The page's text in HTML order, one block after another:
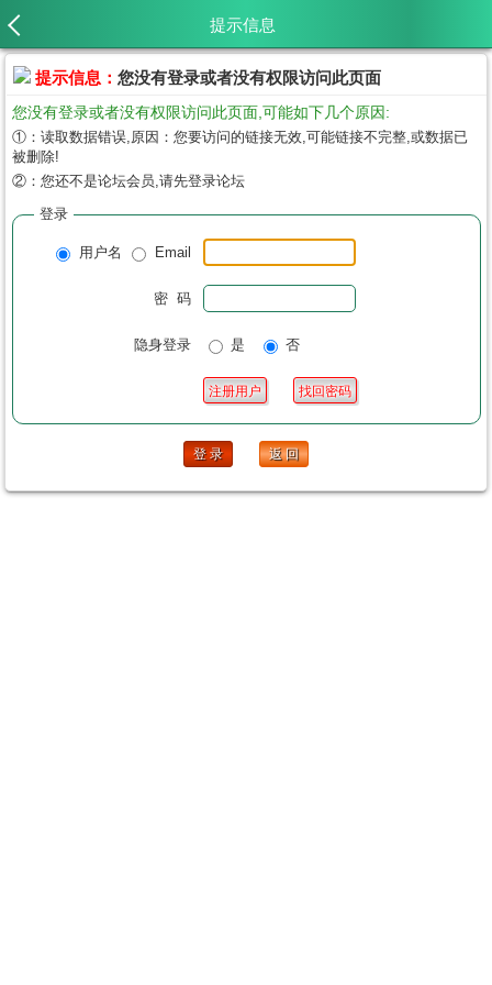
提示信息
提示信息： 您没有登录或者没有权限访问此页面
您没有登录或者没有权限访问此页面,可能如下几个原因:
①：读取数据错误,原因：您要访问的链接无效,可能链接不完整,或数据已
被删除!
②：您还不是论坛会员,请先登录论坛
登录
用户名 Email
密 码
隐身登录 是 否